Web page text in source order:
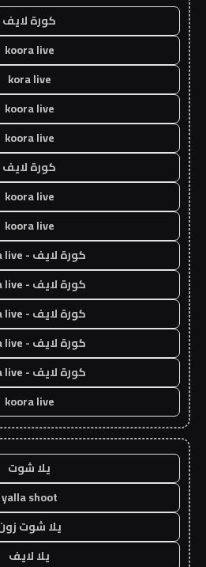
كورة لايف
koora live
kora live
koora live
koora live
كورة لايف
koora live
koora live
كورة لايف - koora live
كورة لايف - koora live
كورة لايف - koora live
كورة لايف - koora live
كورة لايف - koora live
koora live
يلا شوت
yalla shoot
يلا شوت
يلا لايف